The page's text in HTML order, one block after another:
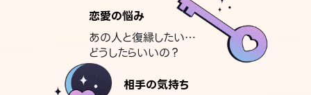
恋愛の悩み
あの人と復縁したい…
どうしたらいいの？
相手の気持ち